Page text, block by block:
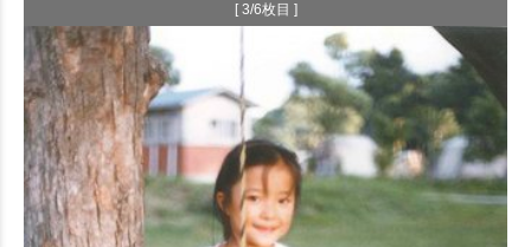
[ 3/6枚目 ]